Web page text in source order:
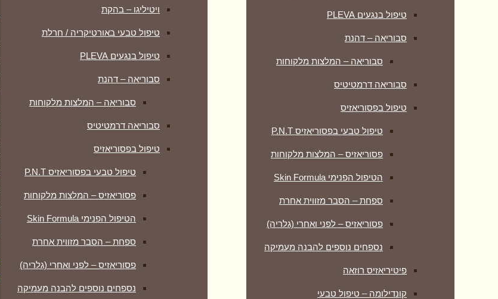
טיפול בנגעים PLEVA
סבוריאה – דהנת
סבוריאה – המלצות מלקוחות
סבוריאה דרמטיטיס
טיפול בפסוריאזיס
טיפול טבעי בפסוריאזיס P.N.T
פסוריאזיס – המלצות מלקוחות
הטיפול הפנימי Skin Formula
ספחת – הסבר מזווית אחרת
פסוריאזיס – לפני ואחרי (גלריה)
נספחים נוספים להבנה מעמיקה
פיטיריאזיס רוזאה
קונדילומה – טיפול טבעי
ויטיליגו – בהקת
טיפול טבעי באורטיקריה / חרלת
טיפול בנגעים PLEVA
סבוריאה – דהנת
סבוריאה – המלצות מלקוחות
סבוריאה דרמטיטיס
טיפול בפסוריאזיס
טיפול טבעי בפסוריאזיס P.N.T
פסוריאזיס – המלצות מלקוחות
הטיפול הפנימי Skin Formula
ספחת – הסבר מזווית אחרת
פסוריאזיס – לפני ואחרי (גלריה)
נספחים נוספים להבנה מעמיקה